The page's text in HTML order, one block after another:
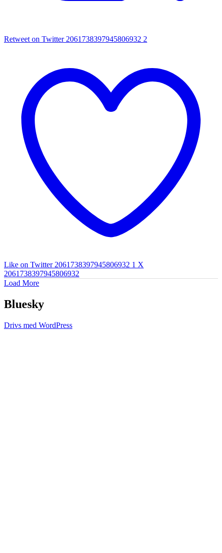
Retweet on Twitter 2061738397945806932 2
Like on Twitter 2061738397945806932 1 X
2061738397945806932
Load More
Bluesky
Drivs med WordPress